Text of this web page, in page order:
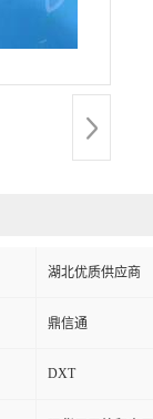
湖北优质供应商
鼎信通
DXT